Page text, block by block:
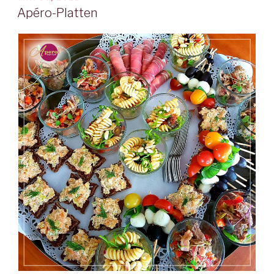
AM
Apéro-Platten